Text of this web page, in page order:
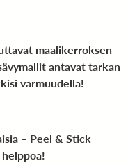
maalikerroksen
antavat tarkan
varmuudella!
– Peel & Stick